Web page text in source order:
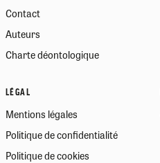
Contact
Auteurs
Charte déontologique
LÉGAL
Mentions légales
Politique de confidentialité
Politique de cookies